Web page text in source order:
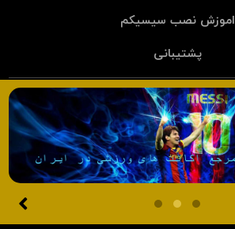
اموزش نصب سیسیکم
پشتیبانی